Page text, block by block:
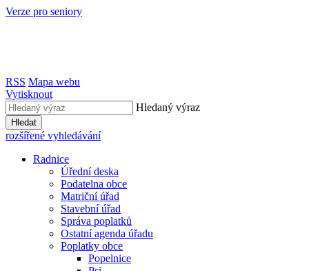
Verze pro seniory
RSS Mapa webu
Vytisknout
Hledaný výraz
Hledat
rozšířené vyhledávání
Radnice
Úřední deska
Podatelna obce
Matriční úřad
Stavební úřad
Správa poplatků
Ostatní agenda úřadu
Poplatky obce
Popelnice